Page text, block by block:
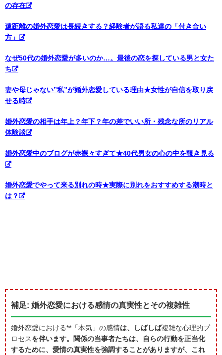
の存在
遠距離の婚外恋愛は長続きする？経験者が語る私達の「付き合い
方」
なぜ50代の婚外恋愛が多いのか…。最後の恋を探している男と女た
ち
妻や母じゃない”私”が婚外恋愛している理由★女性が自信を取り戻
せる時
婚外恋愛の相手は年上？年下？年の差でいい所・残念な所のリアル
体験談
婚外恋愛中のブログが赤裸々すぎて★40代男女の心の中を覗き見る
婚外恋愛でやって来る別れの時★実際に別れをおすすめする潮時と
は？
補足: 婚外恋愛における感情の真実性とその複雑性
婚外恋愛における**「本気」の感情は、しばしば複雑な心理的プ
ロセスを伴います。関係の当事者たちは、自らの行動を正当化
するために、愛情の真実性を強調することがありますが、これ